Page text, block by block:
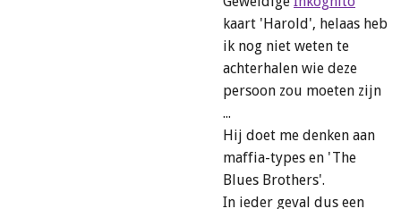
kaart 'Harold', helaas heb
ik nog niet weten te
achterhalen wie deze
persoon zou moeten zijn
...
Hij doet me denken aan
maffia-types en 'The
Blues Brothers'.
In ieder geval dus een